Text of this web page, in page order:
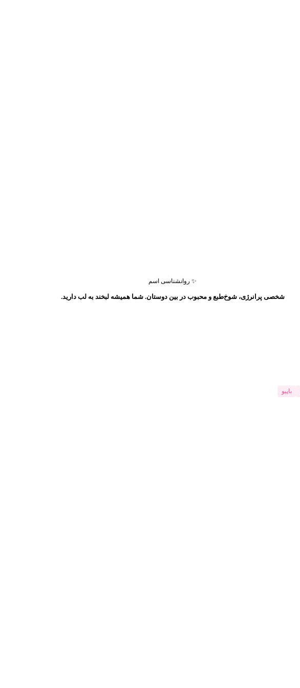
✨ روانشناسی اسم
شخصی پرانرژی، شوخ‌طبع و محبوب در بین دوستان. شما همیشه لبخند به لب دارید.
باپیو